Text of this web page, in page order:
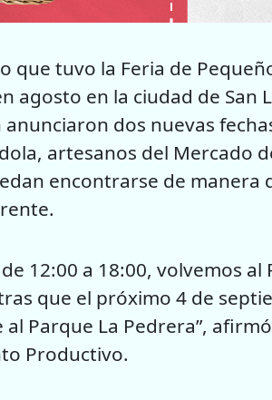
que tuvo la Feria de
agosto en la ciudad de San
dos nuevas
artesanos del Mercado
encontrarse de manera
12:00 a 18:00, volvemos
que el próximo 4 de
Parque La Pedrera”,
Productivo.